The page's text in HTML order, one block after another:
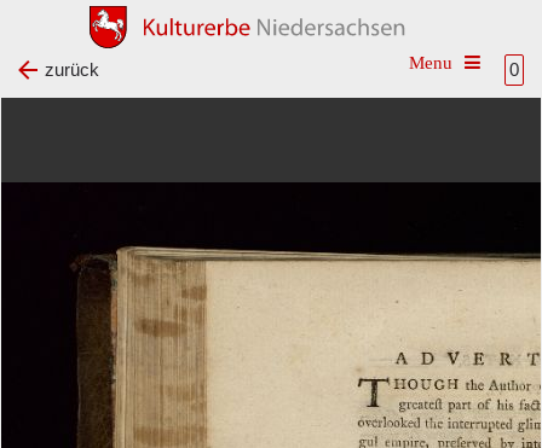
0
Toggle
zurück